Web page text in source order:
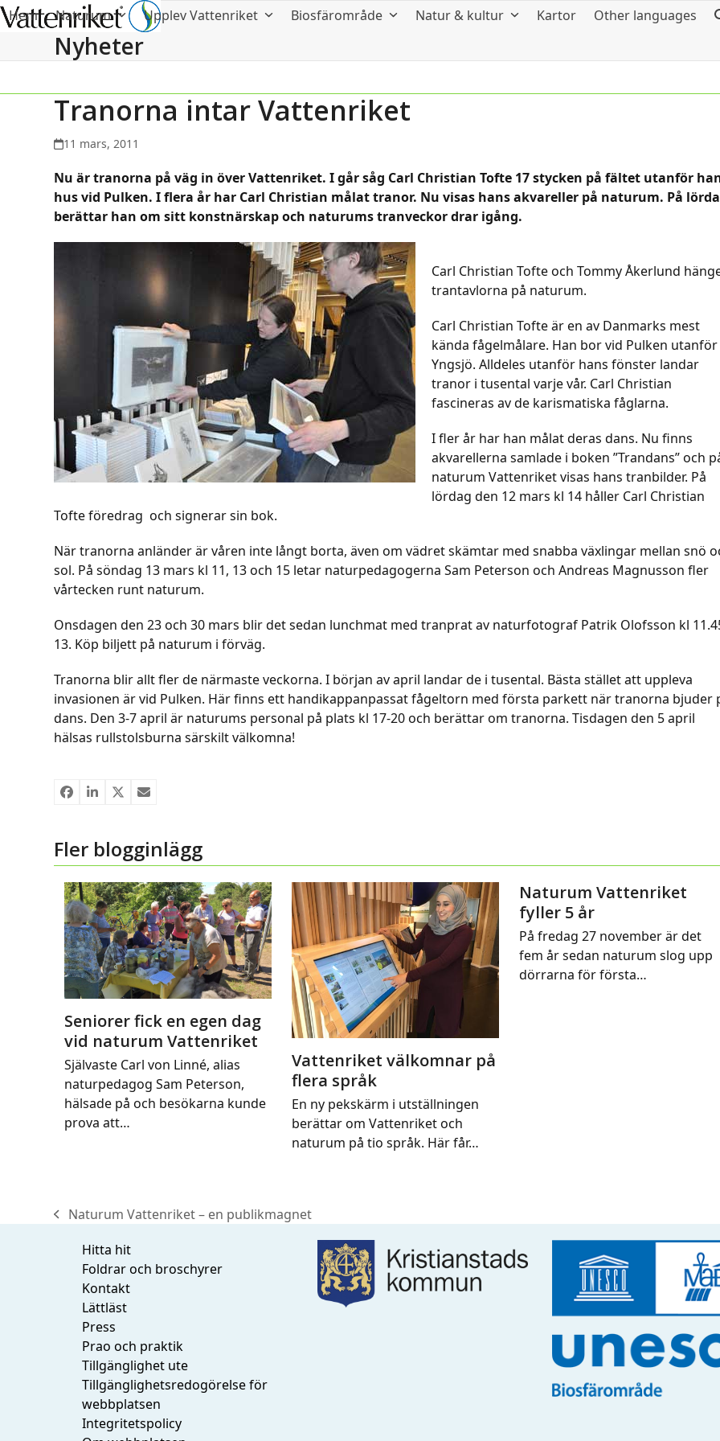
Hem Naturum Upplev Vattenriket Biosfärområde Natur & kultur Kartor Other languages
Nyheter
Tranorna intar Vattenriket
11 mars, 2011
Nu är tranorna på väg in över Vattenriket. I går såg Carl Christian Tofte 17 stycken på fältet utanför
hus vid Pulken. I flera år har Carl Christian målat tranor. Nu visas hans akvareller på naturum. På
berättar han om sitt konstnärskap och naturums tranveckor drar igång.
Carl Christian Tofte och Tommy Åkerlund
trantavlorna på naturum.
Carl Christian Tofte är en av Danmarks mest
kända fågelmålare. Han bor vid Pulken utanför
Yngsjö. Alldeles utanför hans fönster landar
tranor i tusental varje vår. Carl Christian
fascineras av de karismatiska fåglarna.
I fler år har han målat deras dans. Nu finns
akvarellerna samlade i boken ”Trandans” och
naturum Vattenriket visas hans tranbilder. På
lördag den 12 mars kl 14 håller Carl Christian
Tofte föredrag och signerar sin bok.
När tranorna anländer är våren inte långt borta, även om vädret skämtar med snabba växlingar mellan snö
sol. På söndag 13 mars kl 11, 13 och 15 letar naturpedagogerna Sam Peterson och Andreas Magnusson fler
vårtecken runt naturum.
Onsdagen den 23 och 30 mars blir det sedan lunchmat med tranprat av naturfotograf Patrik Olofsson kl
13. Köp biljett på naturum i förväg.
Tranorna blir allt fler de närmaste veckorna. I början av april landar de i tusental. Bästa stället att uppleva
invasionen är vid Pulken. Här finns ett handikappanpassat fågeltorn med första parkett när tranorna bjuder
dans. Den 3-7 april är naturums personal på plats kl 17-20 och berättar om tranorna. Tisdagen den 5 april
hälsas rullstolsburna särskilt välkomna!
Fler blogginlägg
Seniorer fick en egen dag
vid naturum Vattenriket
Självaste Carl von Linné, alias
naturpedagog Sam Peterson,
hälsade på och besökarna kunde
prova att…
Vattenriket välkomnar på
flera språk
En ny pekskärm i utställningen
berättar om Vattenriket och
naturum på tio språk. Här får…
Naturum Vattenriket
fyller 5 år
På fredag 27 november är det
fem år sedan naturum slog upp
dörrarna för första…
previous
post:
Naturum Vattenriket – en publikmagnet
Hitta hit
Foldrar och broschyrer
Kontakt
Lättläst
Press
Prao och praktik
Tillgänglighet ute
Tillgänglighetsredogörelse för
webbplatsen
Integritetspolicy